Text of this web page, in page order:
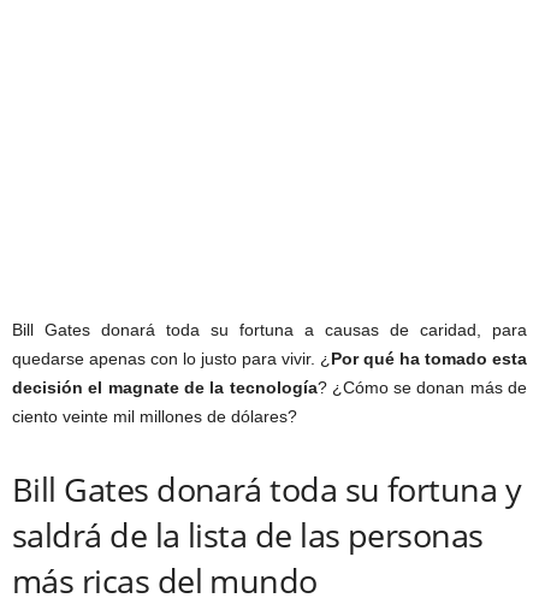
Bill Gates donará toda su fortuna a causas de caridad, para
quedarse apenas con lo justo para vivir. ¿ Por qué ha tomado esta
decisión el magnate de la tecnología? ¿Cómo se donan más de
ciento veinte mil millones de dólares?
Bill Gates donará toda su fortuna y
saldrá de la lista de las personas
más ricas del mundo